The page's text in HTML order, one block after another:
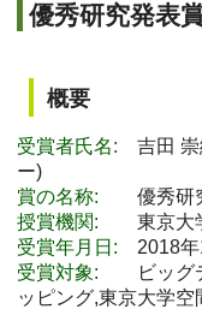
優秀研究発表
概要
受賞者氏名: 吉田 崇
ー)
賞の名称: 優秀研
授賞機関: 東京大学
受賞年月日: 2018年
受賞対象: ビッグデ
ッピング,東京大学